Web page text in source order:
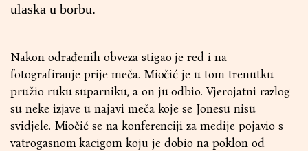
ulaska u borbu.
Nakon odrađenih obveza stigao je red i na
fotografiranje prije meča. Miočić je u tom trenutku
pružio ruku suparniku, a on ju odbio. Vjerojatni razlog
su neke izjave u najavi meča koje se Jonesu nisu
svidjele. Miočić se na konferenciji za medije pojavio s
vatrogasnom kacigom koju je dobio na poklon od